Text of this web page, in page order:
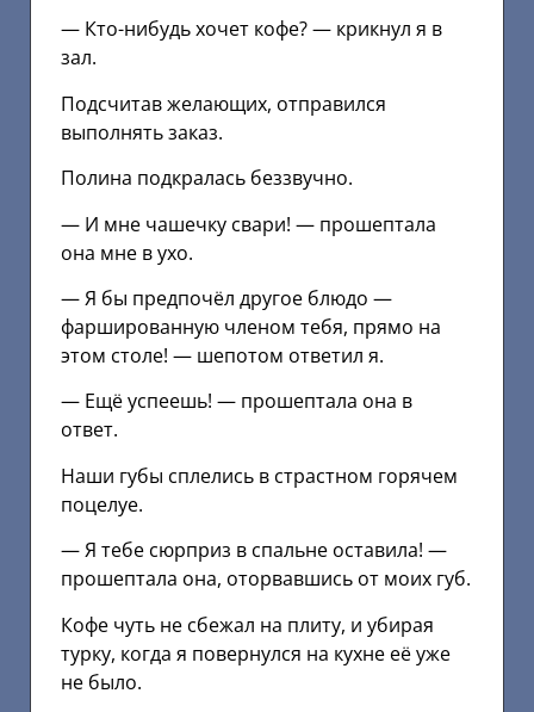
— Кто-нибудь хочет кофе? — крикнул я в
зал.
Подсчитав желающих, отправился
выполнять заказ.
Полина подкралась беззвучно.
— И мне чашечку свари! — прошептала
она мне в ухо.
— Я бы предпочёл другое блюдо —
фаршированную членом тебя, прямо на
этом столе! — шепотом ответил я.
— Ещё успеешь! — прошептала она в
ответ.
Наши губы сплелись в страстном горячем
поцелуе.
— Я тебе сюрприз в спальне оставила! —
прошептала она, оторвавшись от моих губ.
Кофе чуть не сбежал на плиту, и убирая
турку, когда я повернулся на кухне её уже
не было.